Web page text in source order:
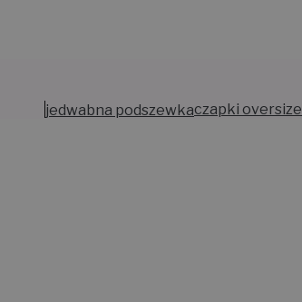
jedwabna podszewkaczapki oversize